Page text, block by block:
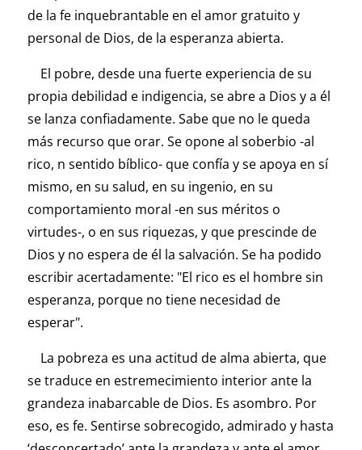
de la fe inquebrantable en el amor gratuito y
personal de Dios, de la esperanza abierta.
El pobre, desde una fuerte experiencia de su
propia debilidad e indigencia, se abre a Dios y a él
se lanza confiadamente. Sabe que no le queda
más recurso que orar. Se opone al soberbio -al
rico, n sentido bíblico- que confía y se apoya en sí
mismo, en su salud, en su ingenio, en su
comportamiento moral -en sus méritos o
virtudes-, o en sus riquezas, y que prescinde de
Dios y no espera de él la salvación. Se ha podido
escribir acertadamente: "El rico es el hombre sin
esperanza, porque no tiene necesidad de
esperar".
La pobreza es una actitud de alma abierta, que
se traduce en estremecimiento interior ante la
grandeza inabarcable de Dios. Es asombro. Por
eso, es fe. Sentirse sobrecogido, admirado y hasta